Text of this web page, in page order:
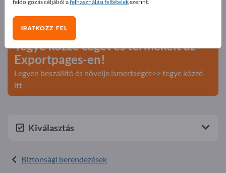
Tegye közzé cégét és termékeit az
Exportpages-en!
Legyen beszállító és növelje ismertségét>> tegye közzé
itt
Kiválasztás
Biztonsági berendezések
feldolgozás céljából afelhasználási feltételekszerint.
IRATKOZZ FEL